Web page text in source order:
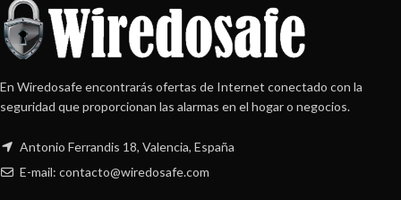
En Wiredosafe encontrarás ofertas de Internet conectado con la
seguridad que proporcionan las alarmas en el hogar o negocios.
Antonio Ferrandis 18, Valencia, España
E-mail: contacto@wiredosafe.com